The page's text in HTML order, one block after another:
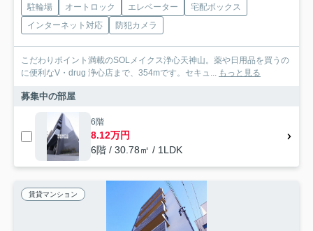
駐輪場 オートロック エレベーター
宅配ボックス
インターネット対応
防犯カメラ
こだわりポイント満載のSOLメイクス浄心天神山。薬や日用品を買うの
に便利なV・drug 浄心店まで、354mです。セキュ... もっと見る
募集中の部屋
6階
8.12万円
6階 / 30.78㎡ / 1LDK
賃貸マンション